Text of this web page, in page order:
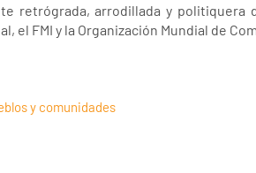
retrógrada, arrodillada y
el FMI y la Organización Mundial de
y comunidades